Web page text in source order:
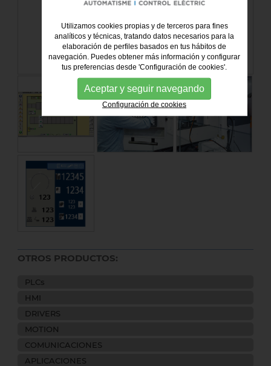
OTROS PRODUCTOS:
PLCs
HMI
DRIVERS
MOTION
COMUNICACIONES
APLICACIONES
Utilizamos cookies propias y de terceros para fines
analíticos y técnicas, tratando datos necesarios para la
elaboración de perfiles basados en tus hábitos de
navegación. Puedes obtener más información y configurar
tus preferencias desde 'Configuración de cookies'.
Aceptar y seguir navegando
Configuración de cookies